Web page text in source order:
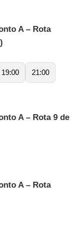
A – Rota
19:00 21:00
A – Rota 9 de
A – Rota